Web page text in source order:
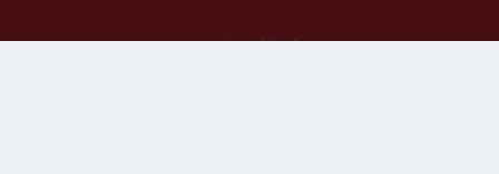
Mentions légales